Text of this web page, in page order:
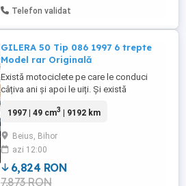
Telefon validat
GILERA 50 Tip 086 1997 6 trepte
Model rar Originală
Există motociclete pe care le conduci
câțiva ani și apoi le uiți. Și există
Aceasta este una dintre ele. Am urcat
am învățat ce înseamnă libertatea. M-a
dus la școală, la prieteni, prin păduri, pe
dealuri, pe asfalt ...
1997 | 49 cm3 | 9192 km
Beius, Bihor
azi 12:00
6,824 RON
7,873 RON